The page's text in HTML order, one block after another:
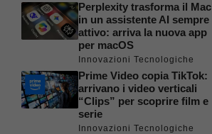
Perplexity trasforma il Mac
in un assistente AI sempre
attivo: arriva la nuova app
per macOS
Innovazioni Tecnologiche
Prime Video copia TikTok:
arrivano i video verticali
“Clips” per scoprire film e
serie
Innovazioni Tecnologiche